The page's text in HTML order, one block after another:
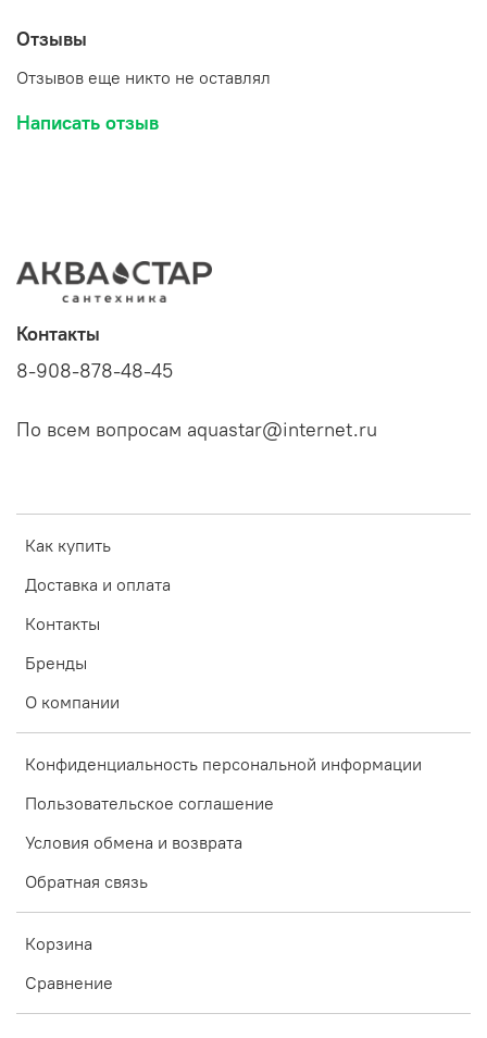
Отзывы
Отзывов еще никто не оставлял
Написать отзыв
Как купить
Доставка и оплата
Контакты
Бренды
О компании
Конфиденциальность персональной информации
Пользовательское соглашение
Условия обмена и возврата
Обратная связь
Корзина
Сравнение
Контакты
8-908-878-48-45
По всем вопросам aquastar@internet.ru